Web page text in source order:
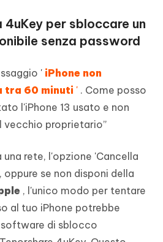
4uKey per sbloccare un
senza password
' iPhone non
tra 60 minuti ' . Come posso
l'iPhone 13 usato e non
proprietario”
una rete, l'opzione 'Cancella
oppure se non disponi della
, l'unico modo per tentare
al tuo iPhone potrebbe
software di sblocco